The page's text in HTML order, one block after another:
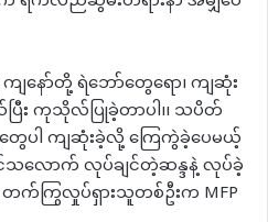
ော်တို့ ရဲဘော်တွေရော၊ ကျဆုံး
ကုသိုလ်ပြုခဲ့တာပါ၊၊ သပိတ်
ေပါ ကျဆုံးခဲ့လို့ ကြေကွဲခဲ့ပေမယ့်
ာက် လုပ်ချင်တဲ့ဆန္ဒနဲ့ လုပ်ခဲ့
က်​ကြွလှုပ်ရှားသူတစ်ဦးက MFP